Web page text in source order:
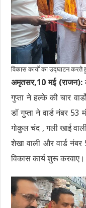
विकास कार्यों का उद्घाटन करते
अमृतसर,10 मई (राजन):
गुप्ता ने हल्के की चार
डॉ गुप्ता ने वार्ड नंबर 53
गोकुल चंद , गली खाई
शेखा वाली और वार्ड नंबर
विकास कार्य शुरू करवाए।